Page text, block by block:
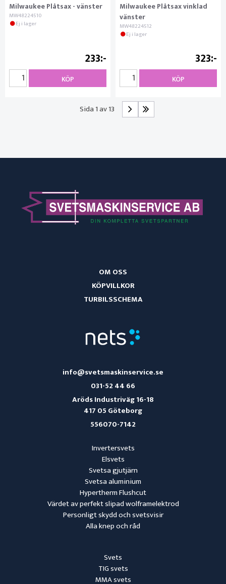
Milwaukee Plåtsax - vänster
MW48224510
Ej i lager
233
KÖP
Milwaukee Plåtsax vinklad
vänster
MW48224512
Ej i lager
323
KÖP
Sida 1 av 13
Svets
TIG svets
MMA svets
Invertersvets
Elsvets
Svetsa gjutjärn
Svetsa aluminium
Hypertherm Flushcut
Värdet av perfekt slipad wolframelektrod
Personligt skydd och svetsvisir
Alla knep och råd
info@svetsmaskinservice.se
031-52 44 66
Aröds Industriväg 16-18
417 05 Göteborg
556070-7142
OM OSS
KÖPVILLKOR
TURBILSSCHEMA